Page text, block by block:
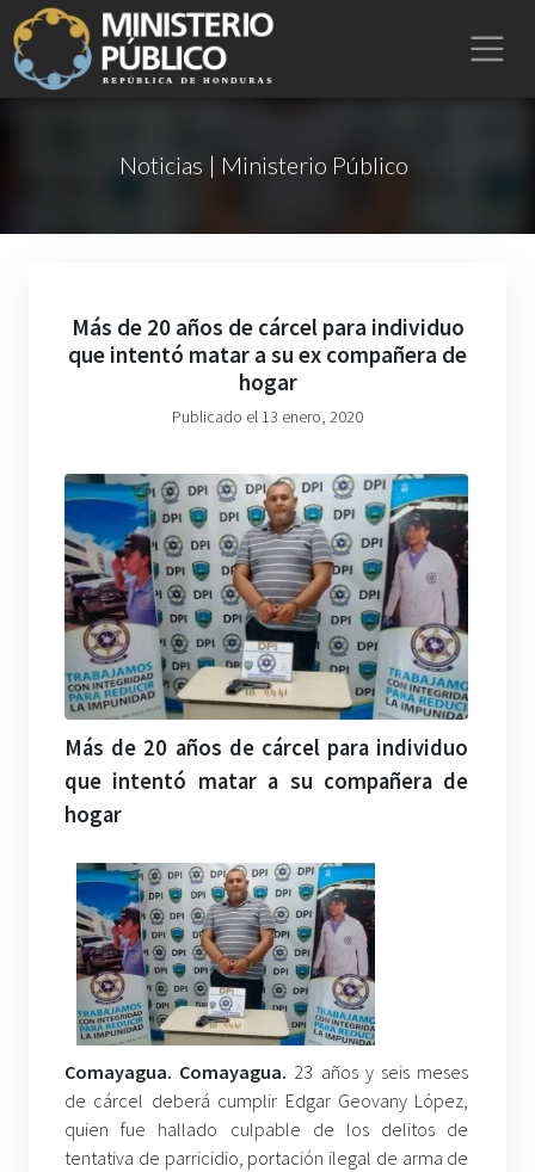
Noticias | Ministerio Público
Más de 20 años de cárcel para individuo
que intentó matar a su ex compañera de
hogar
Publicado el 13 enero, 2020
Más de 20 años de cárcel para individuo
que intentó matar a su compañera de
hogar
Comayagua. Comayagua. 23 años y seis meses
de cárcel deberá cumplir Edgar Geovany López,
quien fue hallado culpable de los delitos de
tentativa de parricidio, portación ilegal de arma de